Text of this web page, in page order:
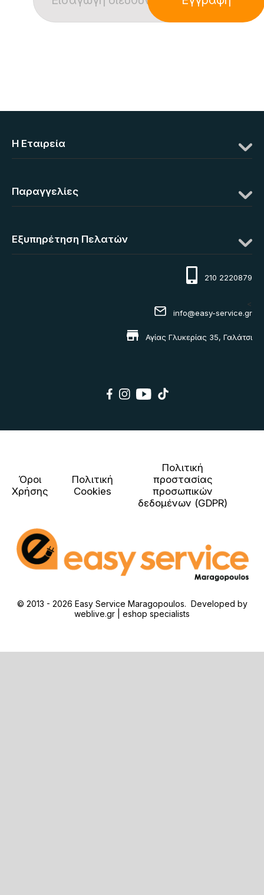
Η Eταιρεία
Παραγγελίες
Εξυπηρέτηση Πελατών
210 2220879
<
info@easy-service.gr
Αγίας Γλυκερίας 35, Γαλάτσι
Όροι
Χρήσης
Πολιτική
Cookies
Πολιτική
προστασίας
προσωπικών
δεδομένων (GDPR)
© 2013 - 2026 Easy Service Maragopoulos. Developed by
weblive.gr | eshop specialists